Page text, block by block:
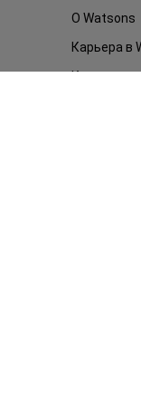
О Watsons
Карьера в
Контакты